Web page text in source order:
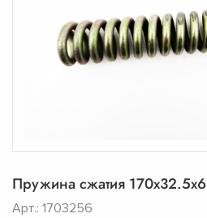
Пружина сжатия 170х32.5х6
Арт.: 1703256